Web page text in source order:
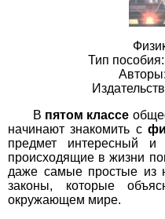
Тип
В пятом классе
начинают знакомить с
предмет интересный и
происходящие в жизни
даже самые простые из
законы, которые
окружающем мире.